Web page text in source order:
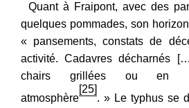
Quant à Fraipont, avec des
quelques pommades, son
« pansements, constats de
activité. Cadavres décharnés
chairs grillées ou en
atmosphère
[25]
. » Le typhus se